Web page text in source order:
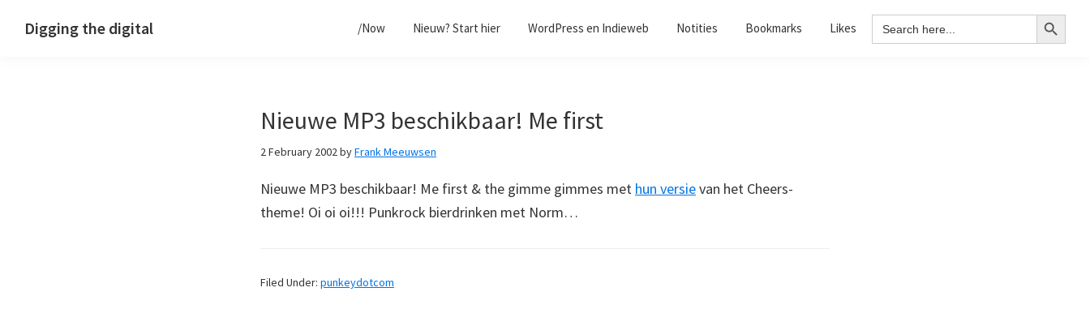
Digging the digital /Now Nieuw? Start hier WordPress en Indieweb Notities Bookmarks Likes Search
for:
Search Button
Nieuwe MP3 beschikbaar! Me first
2 February 2002byFrank Meeuwsen
Nieuwe MP3 beschikbaar! Me first & the gimme gimmes met hun versievan het Cheers-
theme! Oi oi oi!!! Punkrock bierdrinken met Norm…
Filed Under: punkeydotcom